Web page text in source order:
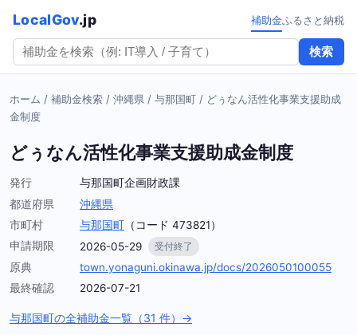
LocalGov.jp
検索
補助金ふるさと納税
ホーム / 補助金検索 / 沖縄県 / 与那国町 / どぅなん活性化事業支援助成
金制度
どぅなん活性化事業支援助成金制度
発行
与那国町企画財政課
都道府県
沖縄県
市町村
与那国町 （コード 473821）
申請期限
2026-05-29 受付終了
原典
town.yonaguni.okinawa.jp/docs/2026050100055
最終確認
2026-07-21
与那国町の全補助金一覧（31 件）→